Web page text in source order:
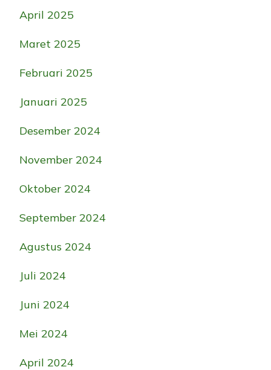
April 2025
Maret 2025
Februari 2025
Januari 2025
Desember 2024
November 2024
Oktober 2024
September 2024
Agustus 2024
Juli 2024
Juni 2024
Mei 2024
April 2024